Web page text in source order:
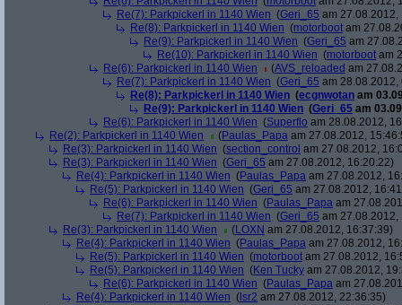
Re(7): Parkpickerl in 1140 Wien (Geri_65 am 27.08.2012,
Re(8): Parkpickerl in 1140 Wien (motorboot am
Re(9): Parkpickerl in 1140 Wien (Geri_65 am
Re(10): Parkpickerl in 1140 Wien (motorboot am
Re(6): Parkpickerl in 1140 Wien
(AVS_reloaded am
Re(7): Parkpickerl in 1140 Wien (Geri_65 am 28.08.2012,
Re(8): Parkpickerl in 1140 Wien (ecgnwotan am
Re(9): Parkpickerl in 1140 Wien (Geri_65 am
Re(6): Parkpickerl in 1140 Wien (Superflo am 28.08.2012,
Re(2): Parkpickerl in 1140 Wien
(Paulas_Papa am 27.08.2012,
Re(3): Parkpickerl in 1140 Wien (section_control am 27.08.2012,
Re(3): Parkpickerl in 1140 Wien (Geri_65 am 27.08.2012, 16:20:22)
Re(4): Parkpickerl in 1140 Wien (Paulas_Papa am 27.08.2012,
Re(5): Parkpickerl in 1140 Wien (Geri_65 am 27.08.2012,
Re(6): Parkpickerl in 1140 Wien (Paulas_Papa am
Re(7): Parkpickerl in 1140 Wien (Geri_65 am 27.08.2012,
Re(3): Parkpickerl in 1140 Wien
(LOXN am 27.08.2012, 16:37:39)
Re(4): Parkpickerl in 1140 Wien (Paulas_Papa am 27.08.2012,
Re(5): Parkpickerl in 1140 Wien (motorboot am 27.08.2012,
Re(5): Parkpickerl in 1140 Wien (Ken Tucky am 27.08.2012,
Re(6): Parkpickerl in 1140 Wien (Paulas_Papa am
Re(4): Parkpickerl in 1140 Wien ( lsr2 am 27.08.2012, 22:36:35)